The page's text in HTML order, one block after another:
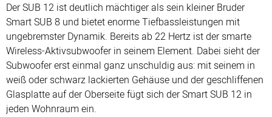
Der SUB 12 ist deutlich mächtiger als sein kleiner Bruder
Smart SUB 8 und bietet enorme Tiefbassleistungen mit
ungebremster Dynamik. Bereits ab 22 Hertz ist der smarte
Wireless-Aktivsubwoofer in seinem Element. Dabei sieht der
Subwoofer erst einmal ganz unschuldig aus: mit seinem in
weiß oder schwarz lackierten Gehäuse und der geschliffenen
Glasplatte auf der Oberseite fügt sich der Smart SUB 12 in
jeden Wohnraum ein.